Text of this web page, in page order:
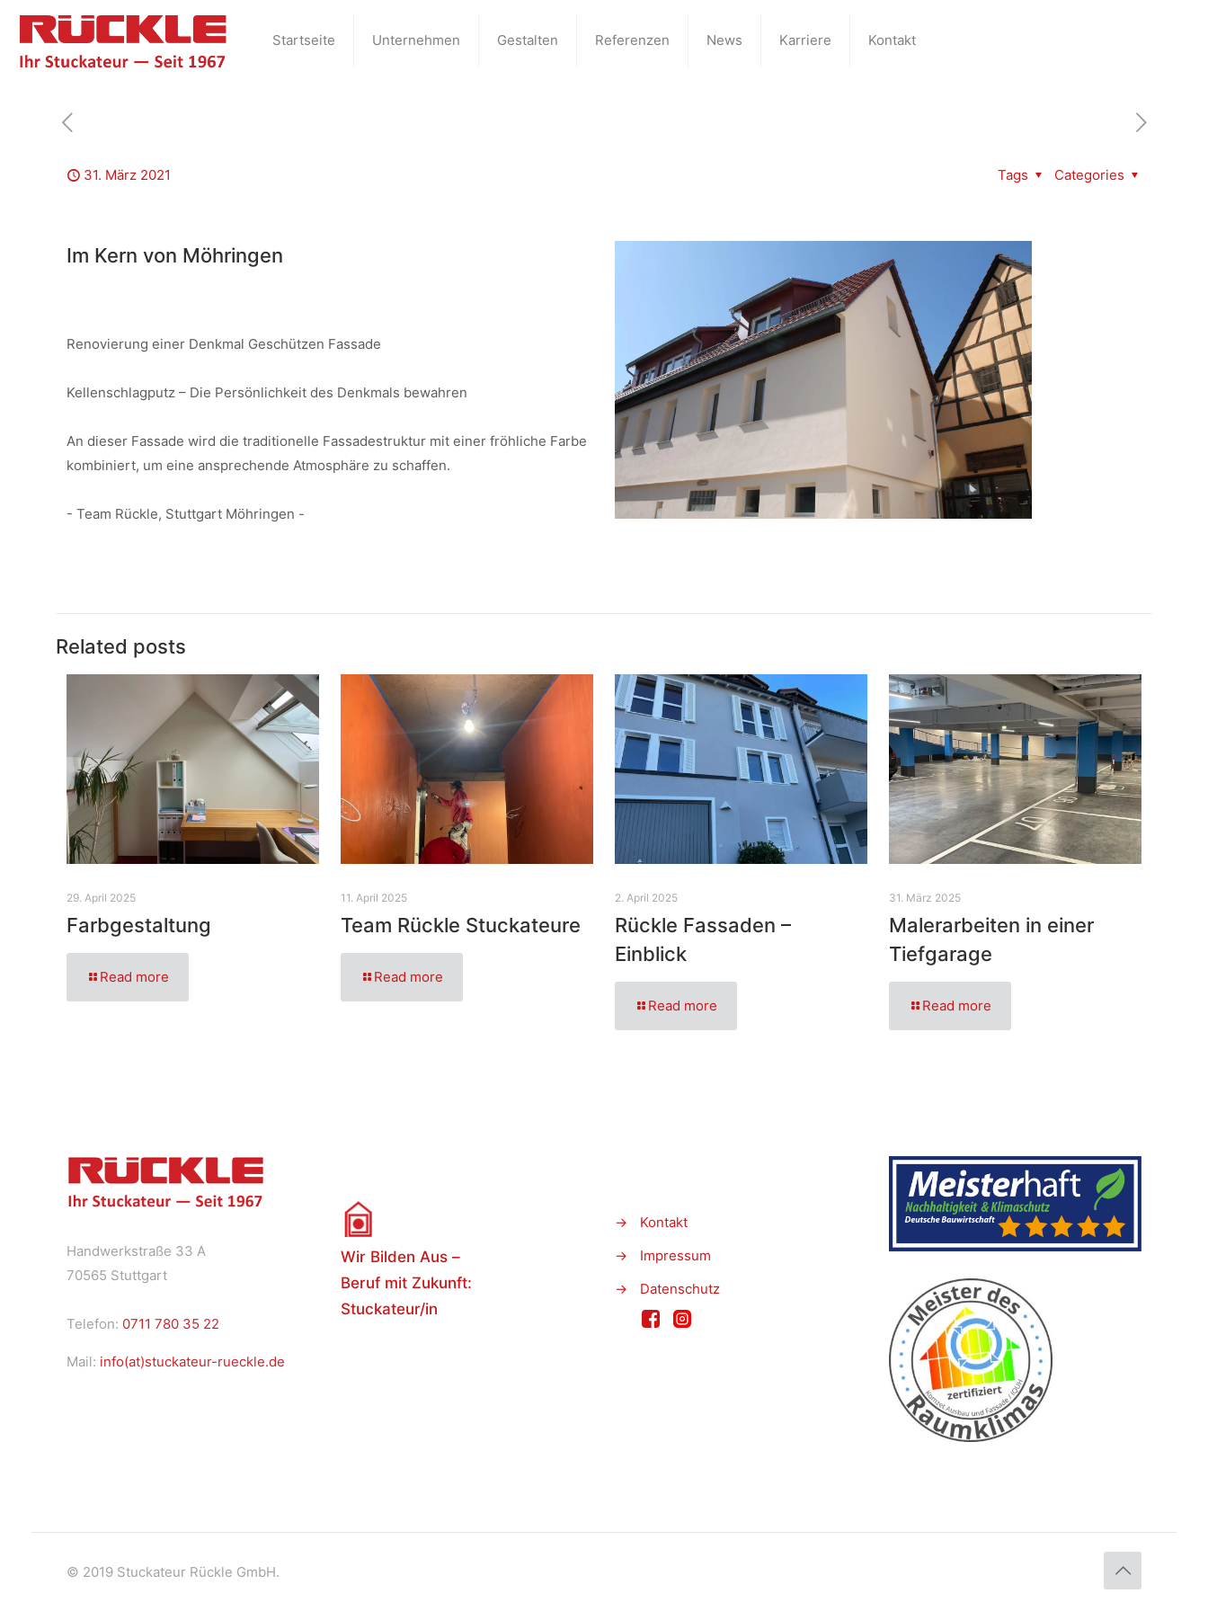
Startseite Unternehmen Gestalten Referenzen News Karriere Kontakt
31. März 2021 Categories
Tags
Im Kern von Möhringen
Renovierung einer Denkmal Geschützen Fassade
Kellenschlagputz – Die Persönlichkeit des Denkmals bewahren
An dieser Fassade wird die traditionelle Fassadestruktur mit einer fröhliche Farbe
kombiniert, um eine ansprechende Atmosphäre zu schaffen.
- Team Rückle, Stuttgart Möhringen -
Related posts
29. April 2025
Farbgestaltung
Read more
11. April 2025
Team Rückle Stuckateure
Read more
2. April 2025
Rückle Fassaden –
Einblick
Read more
31. März 2025
Malerarbeiten in einer
Tiefgarage
Read more
Handwerkstraße 33 A
70565 Stuttgart
Telefon: 0711 780 35 22
Mail: info(at)stuckateur-rueckle.de
Wir Bilden Aus –
Beruf mit Zukunft:
Stuckateur/in
→
Kontakt
→
Impressum
→
Datenschutz
© 2019 Stuckateur Rückle GmbH.